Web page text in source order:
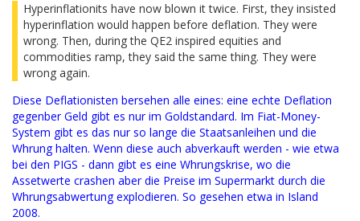
Hyperinflationits have now blown it twice. First, they insisted
hyperinflation would happen before deflation. They were
wrong. Then, during the QE2 inspired equities and
commodities ramp, they said the same thing. They were
wrong again.
Diese Deflationisten bersehen alle eines: eine echte Deflation
gegenber Geld gibt es nur im Goldstandard. Im Fiat-Money-
System gibt es das nur so lange die Staatsanleihen und die
Whrung halten. Wenn diese auch abverkauft werden - wie etwa
bei den PIGS - dann gibt es eine Whrungskrise, wo die
Assetwerte crashen aber die Preise im Supermarkt durch die
Whrungsabwertung explodieren. So gesehen etwa in Island
2008.